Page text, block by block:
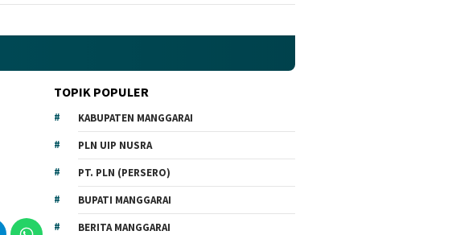
TOPIK POPULER
KABUPATEN MANGGARAI
PLN UIP NUSRA
PT. PLN (PERSERO)
BUPATI MANGGARAI
BERITA MANGGARAI